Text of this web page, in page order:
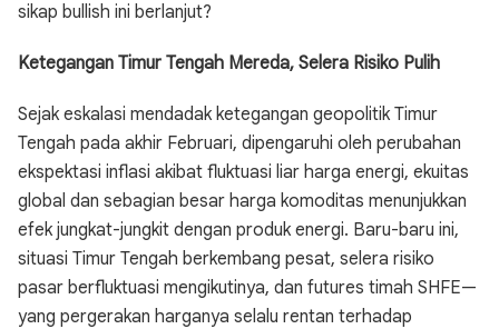
sikap bullish ini berlanjut?
Ketegangan Timur Tengah Mereda, Selera Risiko Pulih
Sejak eskalasi mendadak ketegangan geopolitik Timur
Tengah pada akhir Februari, dipengaruhi oleh perubahan
ekspektasi inflasi akibat fluktuasi liar harga energi, ekuitas
global dan sebagian besar harga komoditas menunjukkan
efek jungkat-jungkit dengan produk energi. Baru-baru ini,
situasi Timur Tengah berkembang pesat, selera risiko
pasar berfluktuasi mengikutinya, dan futures timah SHFE—
yang pergerakan harganya selalu rentan terhadap